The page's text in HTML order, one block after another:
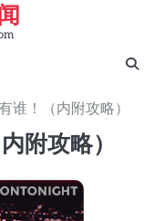
谁！（内附攻略）
附攻略）